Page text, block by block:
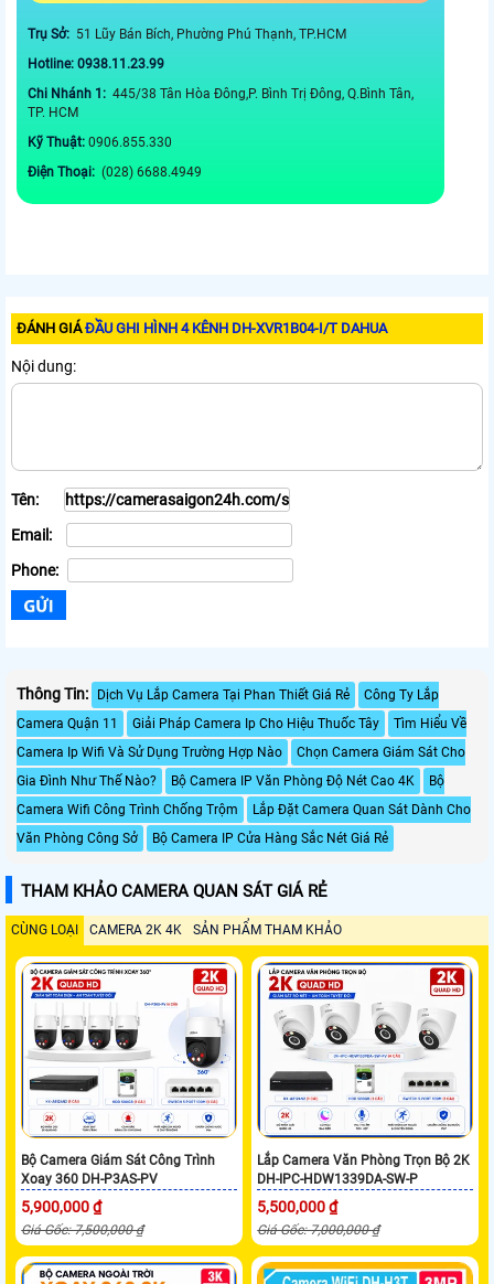
Trụ Sở: 51 Lũy Bán Bích, Phường Phú Thạnh, TP.HCM
Hotline: 0938.11.23.99
Chi Nhánh 1: 445/38 Tân Hòa Đông,P. Bình Trị Đông, Q.Bình Tân,
TP. HCM
Kỹ Thuật: 0906.855.330
Điện Thoại: (028) 6688.4949
ĐÁNH GIÁĐẦU GHI HÌNH 4 KÊNH DH-XVR1B04-I/T DAHUA
Nội dung:
Tên:
Email:
Phone:
Thông Tin: Dịch Vụ Lắp Camera Tại Phan Thiết Giá Rẻ
Công Ty Lắp
Camera Quận 11
Giải Pháp Camera Ip Cho Hiệu Thuốc Tây
Tìm Hiểu Về
Camera Ip Wifi Và Sử Dụng Trường Hợp Nào
Chọn Camera Giám Sát Cho
Gia Đình Như Thế Nào?
Bộ Camera IP Văn Phòng Độ Nét Cao 4K
Bộ
Camera Wifi Công Trình Chống Trộm
Lắp Đặt Camera Quan Sát Dành Cho
Văn Phòng Công Sở
Bộ Camera IP Cửa Hàng Sắc Nét Giá Rẻ
THAM KHẢO CAMERA QUAN SÁT GIÁ RẺ
CÙNG LOẠI CAMERA 2K 4K SẢN PHẨM THAM KHẢO
Bộ Camera Giám Sát Công Trình
Xoay 360 DH-P3AS-PV
5,900,000 ₫
Giá Gốc: 7,500,000 ₫
Lắp Camera Văn Phòng Trọn Bộ 2K
DH-IPC-HDW1339DA-SW-P
5,500,000 ₫
Giá Gốc: 7,000,000 ₫